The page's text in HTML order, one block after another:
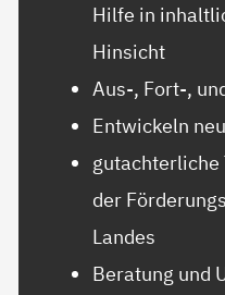
Hilfe in
Hinsicht
Aus-, Fort-,
Entwickeln
gutachterliche
der
Landes
Beratung und